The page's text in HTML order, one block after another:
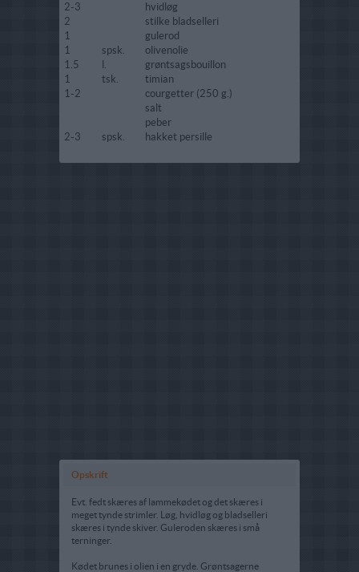
2-3
hvidløg
2
stilke bladselleri
1
gulerod
1
spsk.
olivenolie
1.5
l.
grøntsagsbouillon
1
tsk.
timian
1-2
courgetter (250 g.)
salt
peber
2-3
spsk. hakket persille
Opskrift
Evt. fedt skæres af lammekødet og det skæres i
meget tynde strimler. Løg, hvidløg og bladselleri
skæres i tynde skiver. Guleroden skæres i små
terninger.
Kødet brunes i olien i en gryde. Grøntsagerne